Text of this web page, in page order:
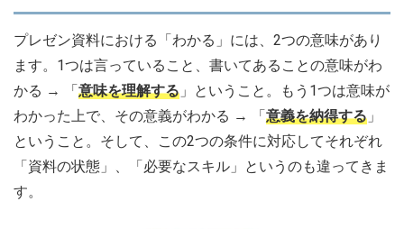
プレゼン資料における「わかる」には、2つの意味があり
ます。1つは言っていること、書いてあることの意味がわ
かる → 「 意味を理解する 」ということ。もう1つは意味が
わかった上で、その意義がわかる → 「 意義を納得する 」
ということ。そして、この2つの条件に対応してそれぞれ
「資料の状態」、「必要なスキル」というのも違ってきま
す。